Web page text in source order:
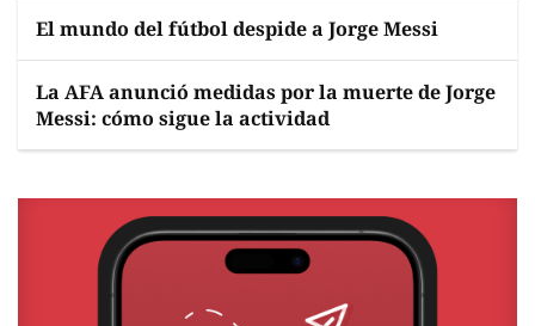
El mundo del fútbol despide a Jorge Messi
La AFA anunció medidas por la muerte de Jorge
Messi: cómo sigue la actividad